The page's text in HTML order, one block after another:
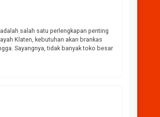
salah satu perlengkapan penting
Klaten, kebutuhan akan brankas
Sayangnya, tidak banyak toko besar